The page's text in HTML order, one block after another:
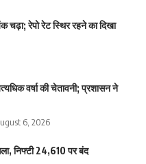
रेपो रेट स्थिर रहने का दिखा
वर्षा की चेतावनी; प्रशासन ने
6, 2026
निफ्टी 24,610 पर बंद